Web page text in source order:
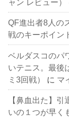
ャン レビュー）
QF進出者8人の
戦のキーポイ
ベルダスコのパ
いテニス。最後
ミ3回戦）
に マ
【鼻血出た】
いの１つが早く